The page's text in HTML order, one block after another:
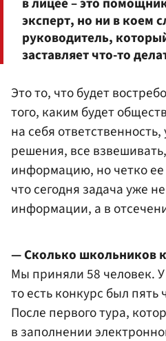
эксперт, но ни в коем
руководитель,
заставляет что-то
Это то, что будет
того, каким будет
на себя
решения, все
информацию, но четко
что сегодня задача уже
информации, а в
— Сколько школьников
Мы приняли 58 человек.
то есть конкурс был пять
После первого тура,
в заполнении